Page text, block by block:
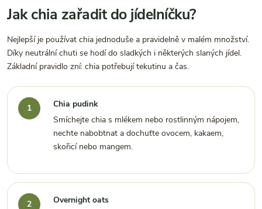
Jak chia zařadit do jídelníčku?
Nejlepší je používat chia jednoduše a pravidelně v malém množství.
Díky neutrální chuti se hodí do sladkých i některých slaných jídel.
Základní pravidlo zní: chia potřebují tekutinu a čas.
Chia pudink
Smíchejte chia s mlékem nebo rostlinným nápojem,
nechte nabobtnat a dochuťte ovocem, kakaem,
skořicí nebo mangem.
Overnight oats